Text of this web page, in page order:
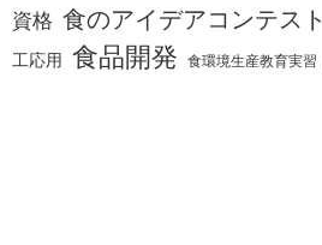
資格 食のアイデアコンテスト
工応用 食品開発 食環境生産教育実習